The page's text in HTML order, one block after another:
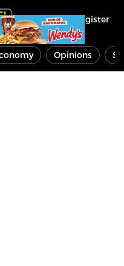
Register
Opinions